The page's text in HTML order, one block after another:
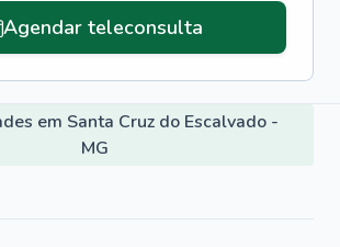
Agendar teleconsulta
em Santa Cruz do Escalvado -
MG